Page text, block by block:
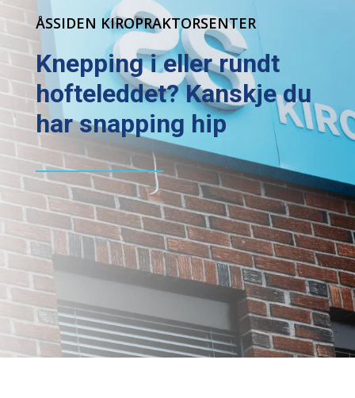
ÅSSIDEN KIROPRAKTORSENTER
Knepping i eller rundt
hofteleddet? Kanskje du
har snapping hip